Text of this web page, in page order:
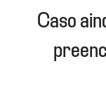
Caso